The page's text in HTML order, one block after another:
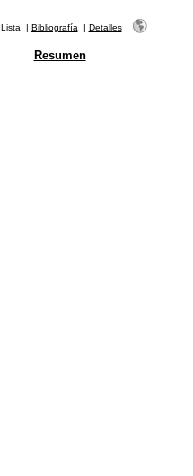
Lista | Bibliografía | Detalles
Resumen